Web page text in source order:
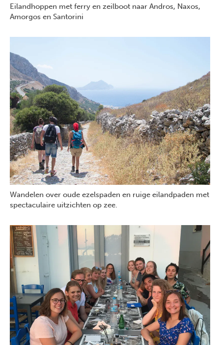
Eilandhoppen met ferry en zeilboot naar Andros, Naxos,
Amorgos en Santorini
Wandelen over oude ezelspaden en ruige eilandpaden met
spectaculaire uitzichten op zee.